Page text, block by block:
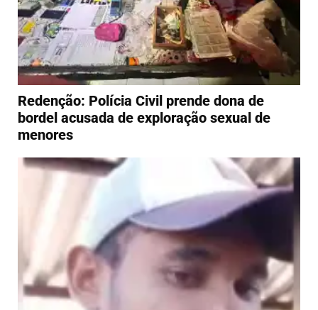
Redenção: Polícia Civil prende dona de
bordel acusada de exploração sexual de
menores